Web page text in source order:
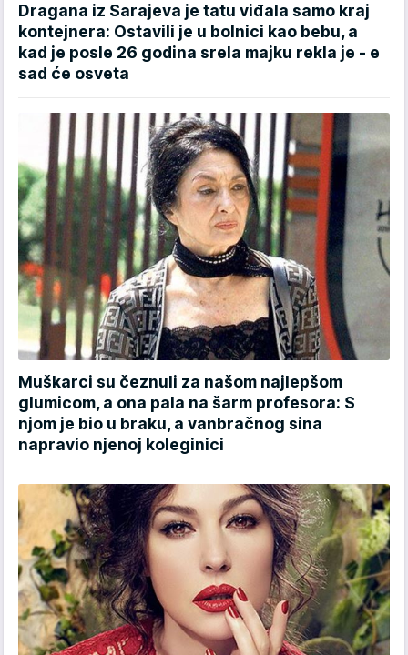
Dragana iz Sarajeva je tatu viđala samo kraj
kontejnera: Ostavili je u bolnici kao bebu, a
kad je posle 26 godina srela majku rekla je - e
sad će osveta
Muškarci su čeznuli za našom najlepšom
glumicom, a ona pala na šarm profesora: S
njom je bio u braku, a vanbračnog sina
napravio njenoj koleginici